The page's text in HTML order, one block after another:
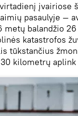
įvairiose
pasaulyje —
balandžio
katastrofos
tūkstančius
kilometrų